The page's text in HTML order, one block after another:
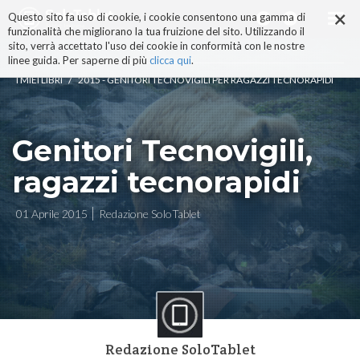
×
Questo sito fa uso di cookie, i cookie consentono una gamma di
funzionalità che migliorano la tua fruizione del sito. Utilizzando il
sito, verrà accettato l'uso dei cookie in conformità con le nostre
linee guida. Per saperne di più clicca qui.
ai
contenuti.
|
alla
navigazione
I MIEI LIBRI / 2015 - GENITORI TECNOVIGILI PER RAGAZZI TECNORAPIDI
Genitori Tecnovigili,
ragazzi tecnorapidi
01 Aprile 2015 Redazione SoloTablet
Redazione SoloTablet